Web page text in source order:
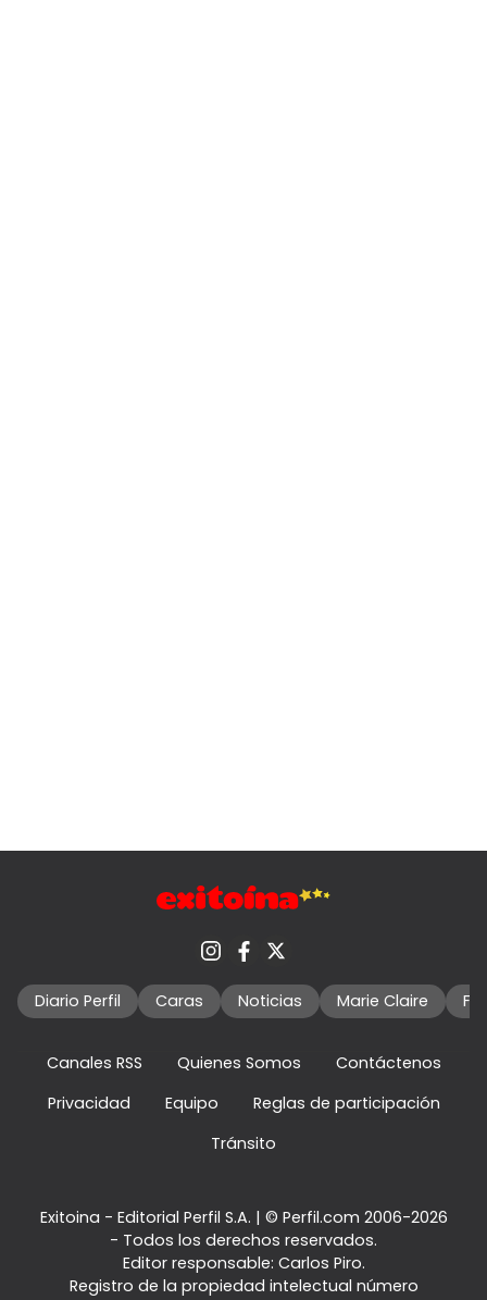
Diario Perfil Caras Noticias Marie Claire
Canales RSS Quienes Somos
Contáctenos
Privacidad
Equipo
Reglas de participación
Tránsito
Exitoina - Editorial Perfil S.A. | © Perfil.com 2006-2026
- Todos los derechos reservados.
Editor responsable: Carlos Piro.
Registro de la propiedad intelectual número